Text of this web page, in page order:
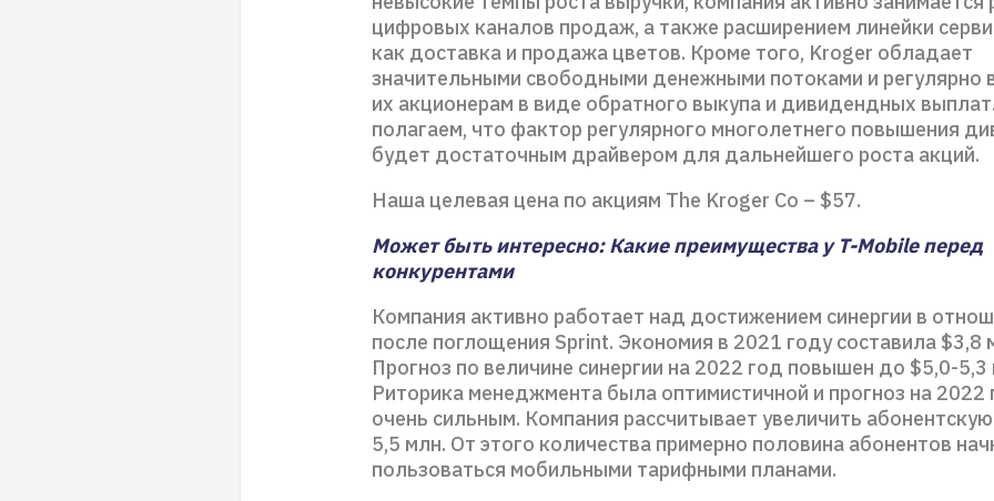
цифровых каналов продаж, а также расширением линейки
как доставка и продажа цветов. Кроме того, Kroger обладает
значительными свободными денежными потоками и регулярно
их акционерам в виде обратного выкупа и дивидендных
полагаем, что фактор регулярного многолетнего повышения
будет достаточным драйвером для дальнейшего роста акций.
Наша целевая цена по акциям The Kroger Co – $57.
Может быть интересно: Какие преимущества у T-Mobile перед
конкурентами
Компания активно работает над достижением синергии в
после поглощения Sprint. Экономия в 2021 году составила $3,8
Прогноз по величине синергии на 2022 год повышен до $5,0-
Риторика менеджмента была оптимистичной и прогноз на 2022
очень сильным. Компания рассчитывает увеличить
5,5 млн. От этого количества примерно половина абонентов
пользоваться мобильными тарифными планами.